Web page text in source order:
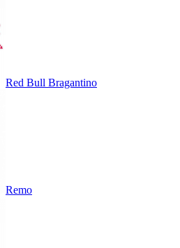
Red Bull Bragantino
Remo